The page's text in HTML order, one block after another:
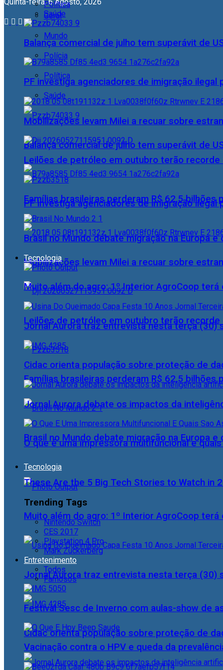
Geral
Mundo
Polícia
Política
Saúde
Balança comercial de julho tem superávit de
PF investiga agenciadores de imigração ilegal
Mobilizações levam Milei a recuar sobre
Leilões de petróleo em outubro terão recorde
Famílias brasileiras perderam R$ 62,5 bilhões
Brasil no Mundo debate migração na Europa
Tecnologia
Muito além do agro: 1º Interior AgroCoop
Jornal Aurora traz entrevista nesta terça (30)
Cidac orienta população sobre proteção de
Política
Saúde
Balança comercial de julho tem superávit de
PF investiga agenciadores de imigração ilegal
Mobilizações levam Milei a recuar sobre
Leilões de petróleo em outubro terão recorde
Famílias brasileiras perderam R$ 62,5 bilhões
Brasil no Mundo debate migração na Europa
Tecnologia
Muito além do agro: 1º Interior AgroCoop
Jornal Aurora traz entrevista nesta terça (30)
Cidac orienta população sobre proteção de
Jornal Aurora debate os impactos da
O que é uma impressora multifuncional e
These Are the 5 Big Tech Stories to Watch in
Trending Tags
Nintendo Switch
CES 2017
Playstation 4 Pro
Mark Zuckerberg
Entretenimento
Todos
Famosos
Festival Sesc de Inverno com aulas-show de
Vacinação contra o HPV e queda da